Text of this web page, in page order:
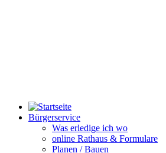
Bürgerservice
Was erledige ich wo
online Rathaus & Formulare
Planen / Bauen